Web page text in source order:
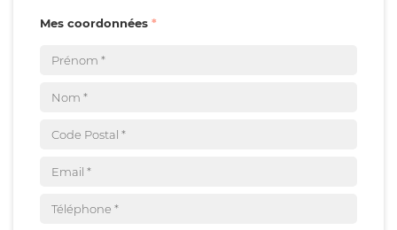
Mes coordonnées